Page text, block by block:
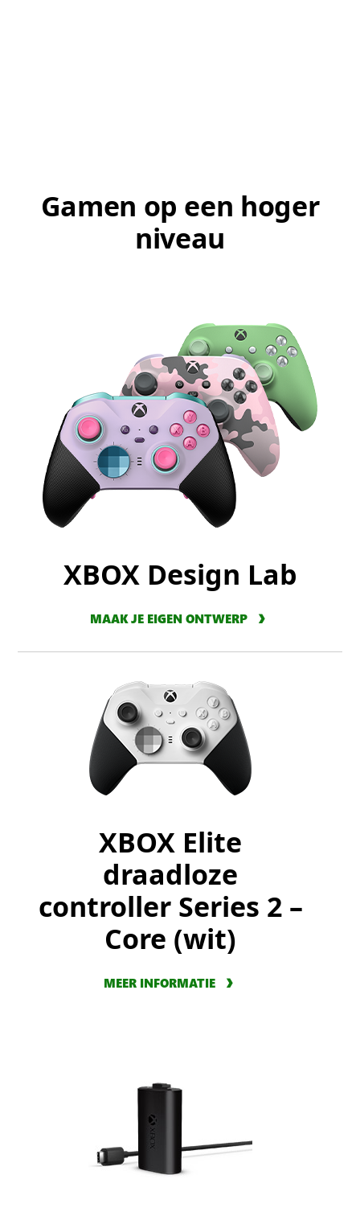
Gamen op een hoger
niveau
XBOX Design Lab
MAAK JE EIGEN ONTWERP
XBOX Elite
draadloze
controller Series 2 –
Core (wit)
MEER INFORMATIE